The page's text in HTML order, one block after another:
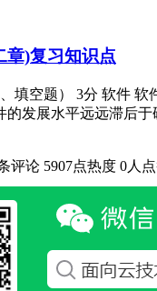
章)复习知识点
填空题） 3分 软件
的发展水平远远滞后
评论 5907点热度 0人